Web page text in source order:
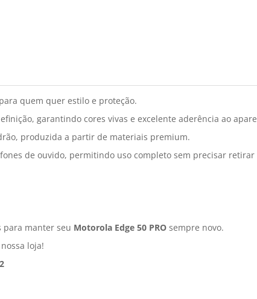
quem quer estilo e proteção.
garantindo cores vivas e excelente aderência ao
produzida a partir de materiais premium.
de ouvido, permitindo uso completo sem precisar retirar
para manter seu Motorola Edge 50 PRO sempre novo.
loja!